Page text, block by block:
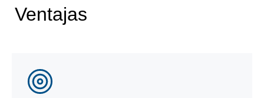
Ventajas